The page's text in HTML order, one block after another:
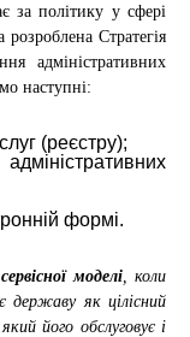
за політику у сфері
Стратегія
адміністративних
наступні:
(реєстру);
формі.
сервісної моделі , коли
державу як цілісний
його обслуговує і